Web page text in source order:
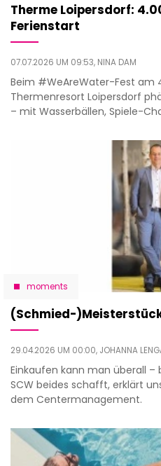
Therme Loipersdorf:
Ferienstart
07.07.2026 UM 09:53, NINA DAM
Beim #WeAreWater-Fest am
Thermenresort Loipersdorf
– mit Wasserbällen, Spiele-
moments
(Schmied-
29.04.2026 UM 00:00, JOHANNA
Einkaufen kann man überall
SCW beides schafft, erklärt
dem Centermanagement.